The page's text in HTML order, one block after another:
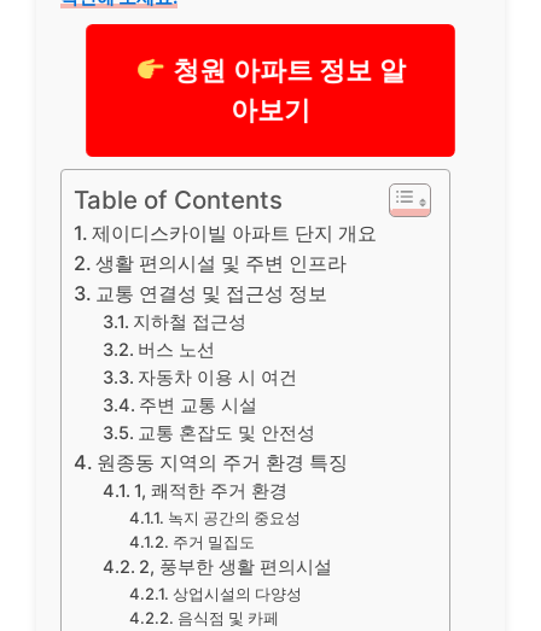
청원 아파트 정보 알
아보기
Table of Contents
제이디스카이빌 아파트 단지 개요
생활 편의시설 및 주변 인프라
교통 연결성 및 접근성 정보
지하철 접근성
버스 노선
자동차 이용 시 여건
주변 교통 시설
교통 혼잡도 및 안전성
원종동 지역의 주거 환경 특징
1, 쾌적한 주거 환경
녹지 공간의 중요성
주거 밀집도
2, 풍부한 생활 편의시설
상업시설의 다양성
음식점 및 카페